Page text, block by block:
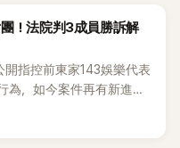
團！法院判3成員勝訴解
開指控前東家143娛樂代表
為，如今案件再有新進
員勝訴，認定她們與143